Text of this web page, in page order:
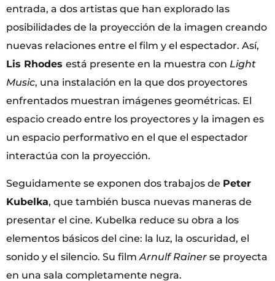
entrada, a dos artistas que han explorado las
posibilidades de la proyección de la imagen creando
nuevas relaciones entre el film y el espectador. Así,
Lis Rhodes está presente en la muestra con Light
Music, una instalación en la que dos proyectores
enfrentados muestran imágenes geométricas. El
espacio creado entre los proyectores y la imagen es
un espacio performativo en el que el espectador
interactúa con la proyección.
Seguidamente se exponen dos trabajos de Peter
Kubelka, que también busca nuevas maneras de
presentar el cine. Kubelka reduce su obra a los
elementos básicos del cine: la luz, la oscuridad, el
sonido y el silencio. Su film Arnulf Rainer se proyecta
en una sala completamente negra.